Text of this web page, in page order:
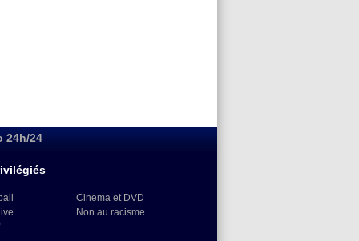
24h/24
Cinema et DVD
Non au racisme